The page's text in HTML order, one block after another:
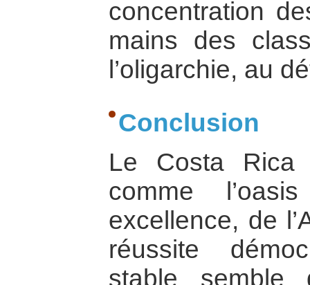
concentration
mains des
l’oligarchie, au
Conclusion
Le Costa
comme
excellence, de
réussite
stable semble